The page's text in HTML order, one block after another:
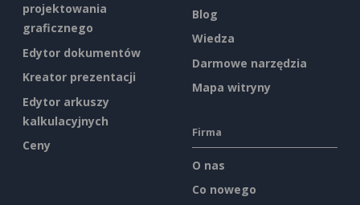
projektowania
graficznego
Edytor dokumentów
Kreator prezentacji
Edytor arkuszy
kalkulacyjnych
Ceny
Blog
Wiedza
Darmowe narzędzia
Mapa witryny
Firma
O nas
Co nowego